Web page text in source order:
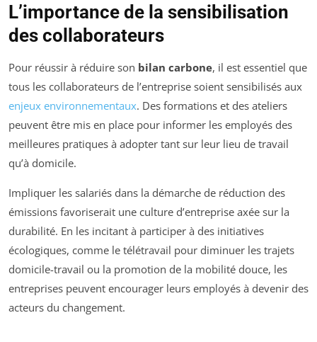
L’importance de la sensibilisation
des collaborateurs
Pour réussir à réduire son bilan carbone, il est essentiel que
tous les collaborateurs de l’entreprise soient sensibilisés aux
enjeux environnementaux. Des formations et des ateliers
peuvent être mis en place pour informer les employés des
meilleures pratiques à adopter tant sur leur lieu de travail
qu’à domicile.
Impliquer les salariés dans la démarche de réduction des
émissions favoriserait une culture d’entreprise axée sur la
durabilité. En les incitant à participer à des initiatives
écologiques, comme le télétravail pour diminuer les trajets
domicile-travail ou la promotion de la mobilité douce, les
entreprises peuvent encourager leurs employés à devenir des
acteurs du changement.